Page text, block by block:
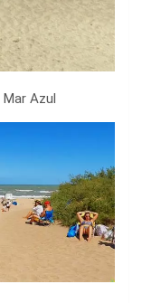
Azul